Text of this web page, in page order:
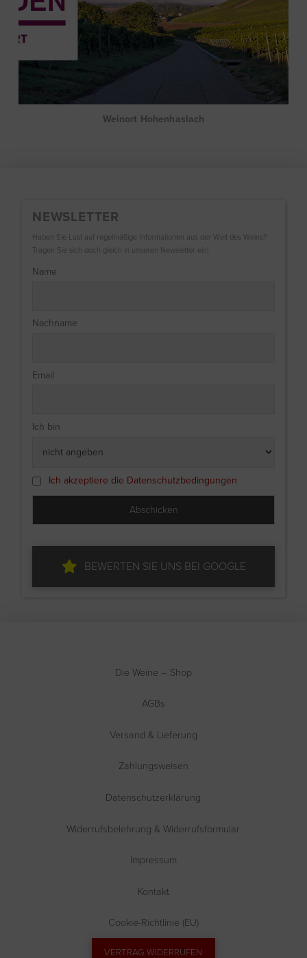
Weinort Hohenhaslach
NEWSLETTER
Haben Sie Lust auf regelmäßige Informationen aus der Welt des Weins?
Tragen Sie sich doch gleich in unseren Newsletter ein!
Name
Nachname
Email
Ich bin
Ich akzeptiere die Datenschutzbedingungen
BEWERTEN SIE UNS BEI GOOGLE
Die Weine – Shop
AGBs
Versand & Lieferung
Zahlungsweisen
Datenschutzerklärung
Widerrufsbelehrung & Widerrufsformular
Impressum
Kontakt
Cookie-Richtlinie (EU)
VERTRAG WIDERRUFEN